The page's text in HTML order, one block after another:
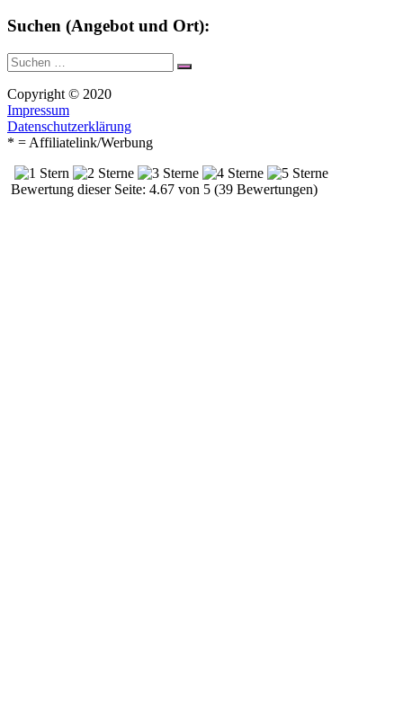
Suchen (Angebot und Ort):
Suche
nach:
Suchen
Copyright © 2020
Impressum
Datenschutzerklärung
* = Affiliatelink/Werbung
Bewertung dieser Seite: 4.67 von 5 (39 Bewertungen)